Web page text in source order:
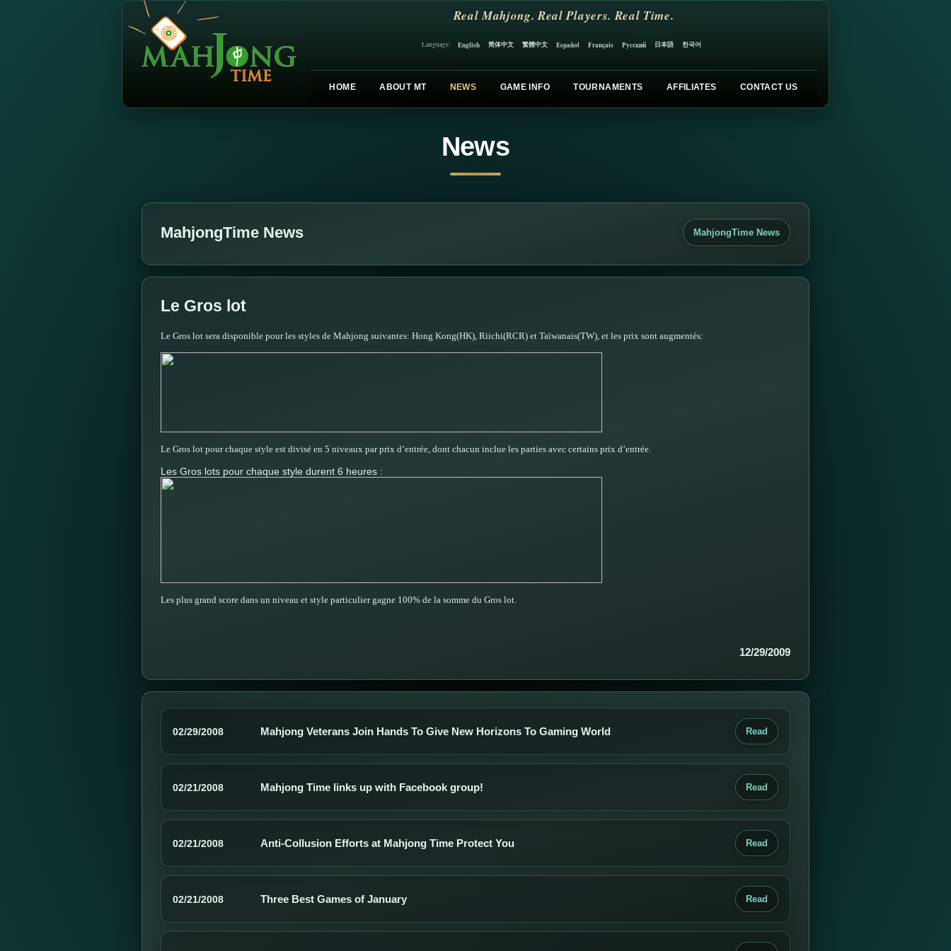
Real Mahjong. Real Players. Real Time.
Language: English 简体中文 繁體中文 Español Français Русский 日本語 한국어
HOME ABOUT MT NEWS GAME INFO TOURNAMENTS AFFILIATES CONTACT US
News
MahjongTime News MahjongTime News
Le Gros lot
Le Gros lot sera disponible pour les styles de Mahjong suivantes: Hong Kong(HK), Riichi(RCR) et Taïwanais(TW), et les prix sont augmentés:
Le Gros lot pour chaque style est divisé en 5 niveaux par prix d’entrée, dont chacun inclue les parties avec certains prix d’entrée.
Les Gros lots pour chaque style durent 6 heures :
Les plus grand score dans un niveau et style particulier gagne 100% de la somme du Gros lot.
12/29/2009
02/29/2008 Mahjong Veterans Join Hands To Give New Horizons To Gaming World Read
02/21/2008 Mahjong Time links up with Facebook group! Read
02/21/2008 Anti-Collusion Efforts at Mahjong Time Protect You Read
02/21/2008 Three Best Games of January Read